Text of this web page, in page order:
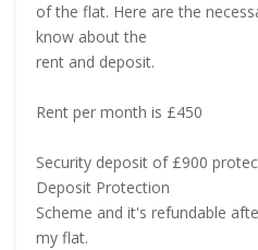
of the flat. Here are the
know about the
rent and deposit.
Rent per month is £450
Security deposit of £900
Deposit Protection
Scheme and it's refundable
my flat.